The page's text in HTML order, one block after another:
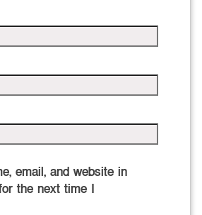
email, and website in
the next time I